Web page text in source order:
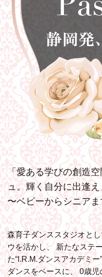
「愛ある学びの創造
ュ。輝く自分に出逢
〜ベビーからシニア
森育子ダンススタジオと
ウを活かし、 新たなステ
た“I.R.M.ダンスアカデミー”
ダンスをベースに、0歳児